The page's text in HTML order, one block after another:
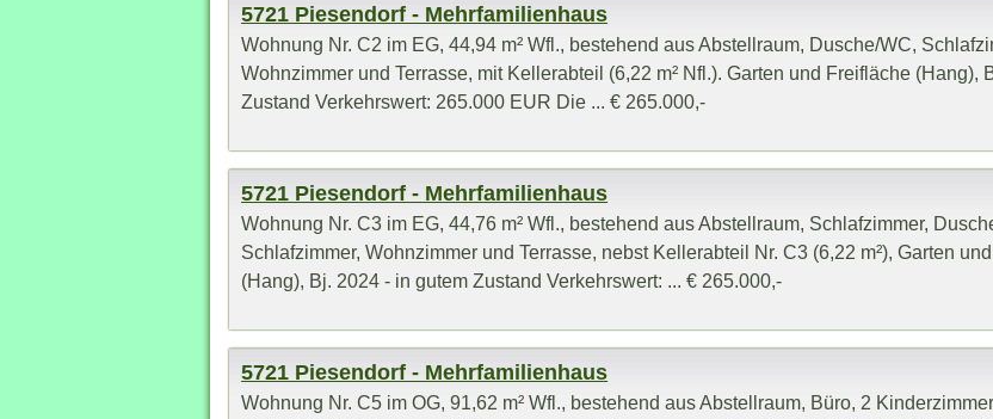
5721 Piesendorf - Mehrfamilienhaus
Wohnung Nr. C2 im EG, 44,94 m² Wfl., bestehend aus Abstellraum, Dusche/WC,
Wohnzimmer und Terrasse, mit Kellerabteil (6,22 m² Nfl.). Garten und Freifläche (Hang),
Zustand Verkehrswert: 265.000 EUR Die ... € 265.000,-
5721 Piesendorf - Mehrfamilienhaus
Wohnung Nr. C3 im EG, 44,76 m² Wfl., bestehend aus Abstellraum, Schlafzimmer,
Schlafzimmer, Wohnzimmer und Terrasse, nebst Kellerabteil Nr. C3 (6,22 m²), Garten
(Hang), Bj. 2024 - in gutem Zustand Verkehrswert: ... € 265.000,-
5721 Piesendorf - Mehrfamilienhaus
Wohnung Nr. C5 im OG, 91,62 m² Wfl., bestehend aus Abstellraum, Büro, 2